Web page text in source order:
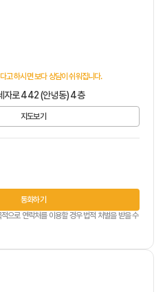
고 하시면 보다 상담이 쉬워집니다.
자로 442 (안녕동) 4층
지도보기
통화하기
으로 연락처를 이용할 경우 법적 처벌을 받을 수